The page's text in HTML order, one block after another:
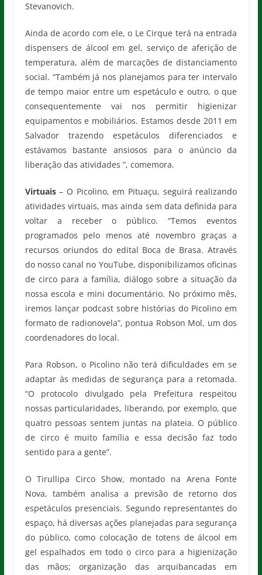
Stevanovich.
Ainda de acordo com ele, o Le Cirque terá na entrada
dispensers de álcool em gel, serviço de aferição de
temperatura, além de marcações de distanciamento
social. “Também já nos planejamos para ter intervalo
de tempo maior entre um espetáculo e outro, o que
consequentemente vai nos permitir higienizar
equipamentos e mobiliários. Estamos desde 2011 em
Salvador trazendo espetáculos diferenciados e
estávamos bastante ansiosos para o anúncio da
liberação das atividades ”, comemora.
Virtuais– O Picolino, em Pituaçu, seguirá realizando
atividades virtuais, mas ainda sem data definida para
voltar a receber o público. “Temos eventos
programados pelo menos até novembro graças a
recursos oriundos do edital Boca de Brasa. Através
do nosso canal no YouTube, disponibilizamos oficinas
de circo para a família, diálogo sobre a situação da
nossa escola e mini documentário. No próximo mês,
iremos lançar podcast sobre histórias do Picolino em
formato de radionovela”, pontua Robson Mol, um dos
coordenadores do local.
Para Robson, o Picolino não terá dificuldades em se
adaptar às medidas de segurança para a retomada.
“O protocolo divulgado pela Prefeitura respeitou
nossas particularidades, liberando, por exemplo, que
quatro pessoas sentem juntas na plateia. O público
de circo é muito família e essa decisão faz todo
sentido para a gente”.
O Tirullipa Circo Show, montado na Arena Fonte
Nova, também analisa a previsão de retorno dos
espetáculos presenciais. Segundo representantes do
espaço, há diversas ações planejadas para segurança
do público, como colocação de totens de álcool em
gel espalhados em todo o circo para a higienização
das mãos; organização das arquibancadas em